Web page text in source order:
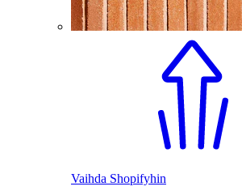
Vaihda Shopifyhin